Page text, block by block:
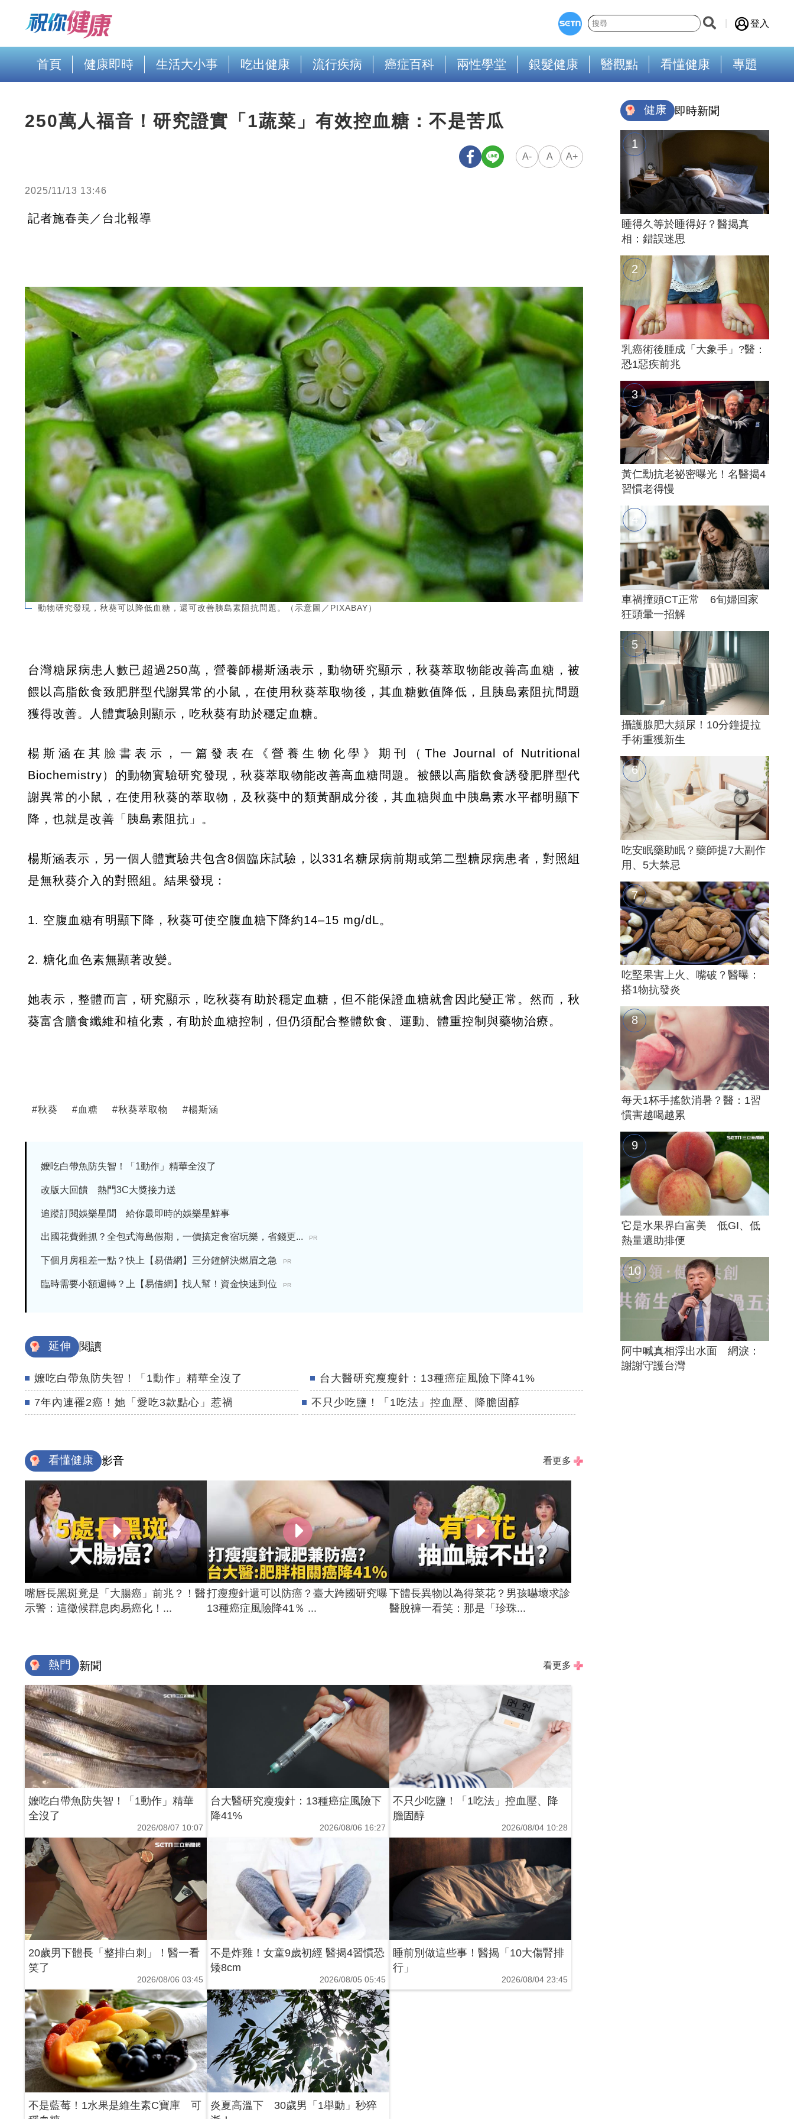
登入
首頁 健康即時 生活大小事 吃出健康 流行疾病 癌症百科 兩性學堂 銀髮健康 醫觀點 看懂健康 專題
250萬人福音！研究證實「1蔬菜」有效控血糖：不是苦瓜
A- A A+
2025/11/13 13:46
記者施春美／台北報導
動物研究發現，秋葵可以降低血糖，還可改善胰島素阻抗問題。（示意圖／PIXABAY）
台灣糖尿病患人數已超過250萬，營養師楊斯涵表示，動物研究顯示，秋葵萃取物能改善高血糖，被
餵以高脂飲食致肥胖型代謝異常的小鼠，在使用秋葵萃取物後，其血糖數值降低，且胰島素阻抗問題
獲得改善。人體實驗則顯示，吃秋葵有助於穩定血糖。
楊斯涵在其 臉書 表示，一篇發表在《營養生物化學》期刊（The Journal of Nutritional
Biochemistry）的動物實驗研究發現，秋葵萃取物能改善高血糖問題。被餵以高脂飲食誘發肥胖型代
謝異常的小鼠，在使用秋葵的萃取物，及秋葵中的類黃酮成分後，其血糖與血中胰島素水平都明顯下
降，也就是改善「胰島素阻抗」。
楊斯涵表示，另一個人體實驗共包含8個臨床試驗，以331名糖尿病前期或第二型糖尿病患者，對照組
是無秋葵介入的對照組。結果發現：
1. 空腹血糖有明顯下降，秋葵可使空腹血糖下降約14–15 mg/dL。
2. 糖化血色素無顯著改變。
她表示，整體而言，研究顯示，吃秋葵有助於穩定血糖，但不能保證血糖就會因此變正常。然而，秋
葵富含膳食纖維和植化素，有助於血糖控制，但仍須配合整體飲食、運動、體重控制與藥物治療。
#秋葵 #血糖 #秋葵萃取物 #楊斯涵
嬤吃白帶魚防失智！「1動作」精華全沒了
改版大回饋 熱門3C大獎接力送
追蹤訂閱娛樂星聞 給你最即時的娛樂星鮮事
出國花費難抓？全包式海島假期，一價搞定食宿玩樂，省錢更... PR
下個月房租差一點？快上【易借網】三分鐘解決燃眉之急 PR
臨時需要小額週轉？上【易借網】找人幫！資金快速到位 PR
延伸 閱讀
嬤吃白帶魚防失智！「1動作」精華全沒了 台大醫研究瘦瘦針：13種癌症風險下降41%
7年內連罹2癌！她「愛吃3款點心」惹禍 不只少吃鹽！「1吃法」控血壓、降膽固醇
看懂健康 影音 看更多
嘴唇長黑斑竟是「大腸癌」前兆？！醫
示警：這徵候群息肉易癌化！...
打瘦瘦針還可以防癌？臺大跨國研究曝
13種癌症風險降41％ ...
下體長異物以為得菜花？男孩嚇壞求診
醫脫褲一看笑：那是「珍珠...
熱門 新聞 看更多
嬤吃白帶魚防失智！「1動作」精華
全沒了
2026/08/07 10:07
台大醫研究瘦瘦針：13種癌症風險下
降41%
2026/08/06 16:27
不只少吃鹽！「1吃法」控血壓、降
膽固醇
2026/08/04 10:28
20歲男下體長「整排白刺」！醫一看
笑了
2026/08/06 03:45
不是炸雞！女童9歲初經 醫揭4習慣恐
矮8cm
2026/08/05 05:45
睡前別做這些事！醫揭「10大傷腎排
行」
2026/08/04 23:45
不是藍莓！1水果是維生素C寶庫 可
炎夏高溫下 30歲男「1舉動」秒猝
健康 即時新聞
睡得久等於睡得好？醫揭真
相：錯誤迷思
乳癌術後腫成「大象手」?醫：
恐1惡疾前兆
黃仁勳抗老祕密曝光！名醫揭4
習慣老得慢
車禍撞頭CT正常 6旬婦回家
狂頭暈一招解
攝護腺肥大頻尿！10分鐘提拉
手術重獲新生
吃安眠藥助眠？藥師提7大副作
用、5大禁忌
吃堅果害上火、嘴破？醫曝：
搭1物抗發炎
每天1杯手搖飲消暑？醫：1習
慣害越喝越累
它是水果界白富美 低GI、低
熱量還助排便
阿中喊真相浮出水面 網淚：
謝謝守護台灣